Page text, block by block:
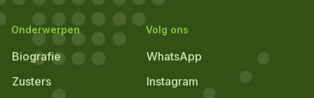
Onderwerpen
Biografie
Zusters
Volg ons
WhatsApp
Instagram